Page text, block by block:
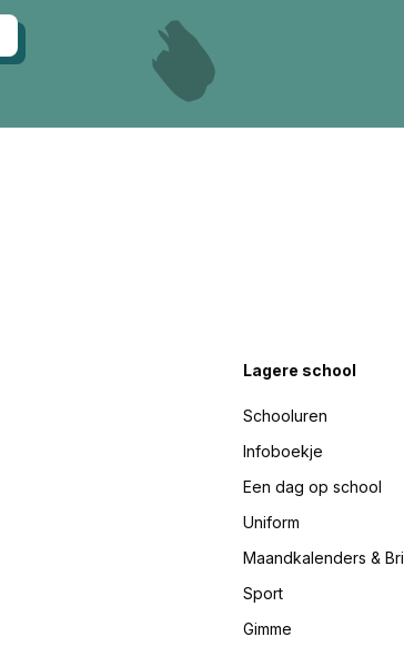
Lagere school
Schooluren
Infoboekje
Een dag op school
Uniform
Maandkalenders &
Sport
Gimme